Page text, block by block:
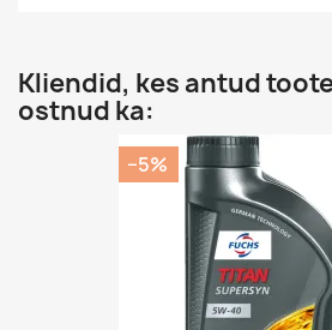
Kliendid, kes antud
ostnud ka:
−5%